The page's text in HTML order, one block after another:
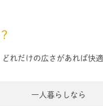
れだけの広さがあれば快
一人暮らしなら